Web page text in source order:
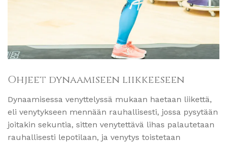
Ohjeet dynaamiseen liikkeeseen
Dynaamisessa venyttelyssä mukaan haetaan liikettä,
eli venytykseen mennään rauhallisesti, jossa pysytään
joitakin sekuntia, sitten venytettävä lihas palautetaan
rauhallisesti lepotilaan, ja venytys toistetaan